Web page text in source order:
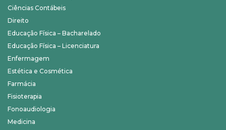
Ciências Contábeis
Direito
Educação Física – Bacharelado
Educação Física – Licenciatura
Enfermagem
Estética e Cosmética
Farmácia
Fisioterapia
Fonoaudiologia
Medicina